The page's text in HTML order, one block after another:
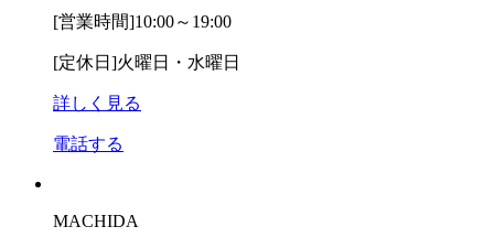
[営業時間]10:00～19:00
[定休日]火曜日・水曜日
詳しく見る
電話する
MACHIDA